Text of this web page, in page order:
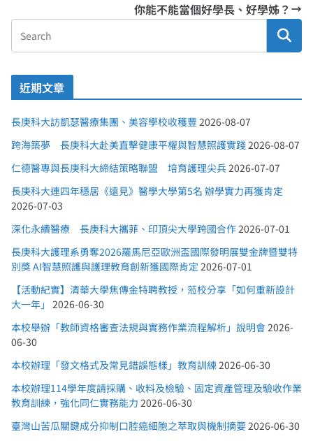
你能不能當個好學長、好學姊？
近期文章
長庚科大訪凱瑟醫療集團、美容學校收穫豐 2026-08-07
跨海築夢 長庚科大赴美直擊健康平權與智慧照護實踐2026-08-07
仁德醫專與長庚科大締結策略聯盟 培育護理尖兵2026-07-07
長庚科大連四年穩居《遠見》醫學大學第5名 辦學實力再獲肯定
2026-07-03
深化永續醫療 長庚科大攜菲、印頂尖大學跨國合作2026-07-01
長庚科大護理系勇奪2026羅馬尼亞歐洲盃國際發明展雙金牌暨雙特
別獎 AI智慧照護與護理教育創新獲國際肯定 2026-07-01
【活動紀實】清華大學焦傳金特聘教授，蒞校分享「如何重新設計
大一年」 2026-06-30
本校舉辦「教師資格審查法規與實務作業流程解析」說明會2026-
06-30
本校辦理「發文格式及常見錯誤態樣」教育訓練2026-06-30
本校辦理114學年度請採購、收料及檢驗、固定資產管理及驗收作業
教育訓練，強化同仁實務能力 2026-06-30
臺灣山苦瓜關鍵成分抑制口腔癌細胞之萃取與機制摘要2026-06-30